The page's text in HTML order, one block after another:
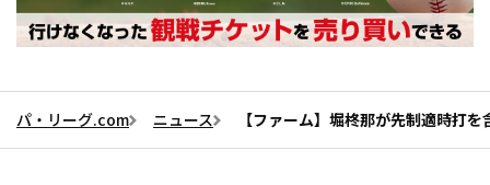
パ・リーグ.com ニュース 【ファーム】堀柊那が先制適時打